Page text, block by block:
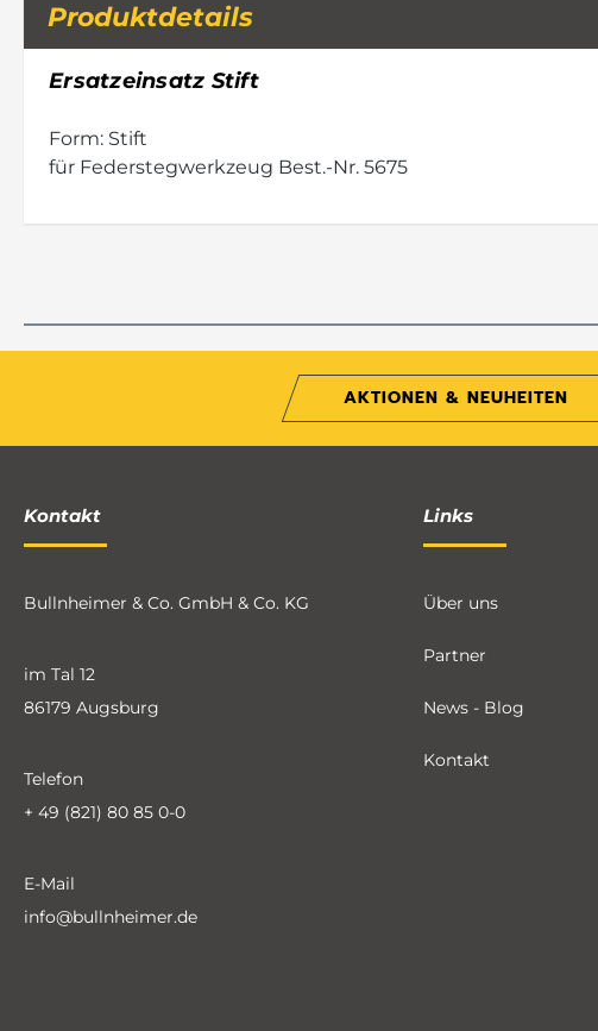
Produktdetails
Ersatzeinsatz Stift
Form: Stift
für Federstegwerkzeug Best.-Nr. 5675
AKTIONEN & NEUHEITEN
Kontakt
Bullnheimer & Co. GmbH & Co. KG
im Tal 12
86179 Augsburg
Telefon
+ 49 (821) 80 85 0-0
E-Mail
info@bullnheimer.de
Links
Über uns
Partner
News - Blog
Kontakt